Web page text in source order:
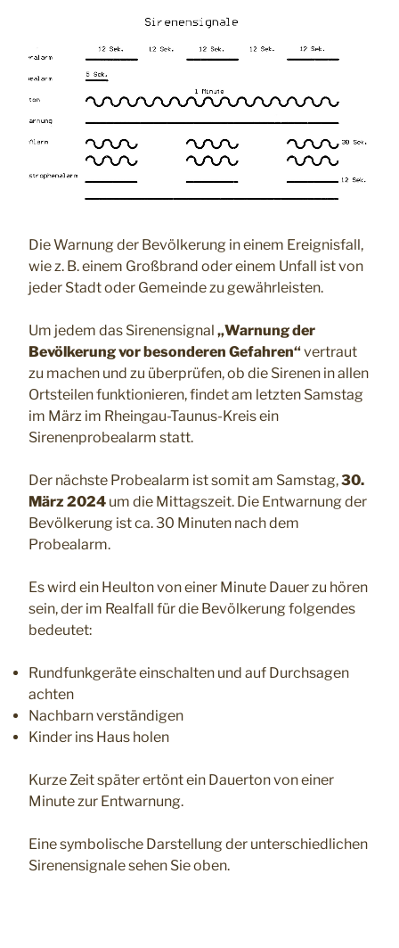
Die Warnung der Bevölkerung in einem Ereignisfall,
wie z. B. einem Großbrand oder einem Unfall ist von
jeder Stadt oder Gemeinde zu gewährleisten.
Um jedem das Sirenensignal „Warnung der
Bevölkerung vor besonderen Gefahren“vertraut
zu machen und zu überprüfen, ob die Sirenen in allen
Ortsteilen funktionieren, findet am letzten Samstag
im März im Rheingau-Taunus-Kreis ein
Sirenenprobealarm statt.
Der nächste Probealarm ist somit am Samstag,30.
März 2024 um die Mittagszeit. Die Entwarnung der
Bevölkerung ist ca. 30 Minuten nach dem
Probealarm.
Es wird ein Heulton von einer Minute Dauer zu hören
sein, der im Realfall für die Bevölkerung folgendes
bedeutet:
Rundfunkgeräte einschalten und auf Durchsagen
achten
Nachbarn verständigen
Kinder ins Haus holen
Kurze Zeit später ertönt ein Dauerton von einer
Minute zur Entwarnung.
Eine symbolische Darstellung der unterschiedlichen
Sirenensignale sehen Sie oben.